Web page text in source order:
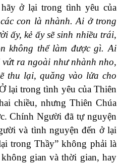
ở lại trong tình yêu của
con là nhành. Ai ở trong
ấy, kẻ ấy sẽ sinh nhiều trái,
không thể làm được gì. Ai
ra ngoài như nhành nho,
thu lại, quăng vào lửa cho
lại trong tình yêu của Thiên
chiều, nhưng Thiên Chúa
Chính Người đã tự nguyện
và tình nguyện đến ở lại
trong Thầy” không phải là
gian và thời gian, hay